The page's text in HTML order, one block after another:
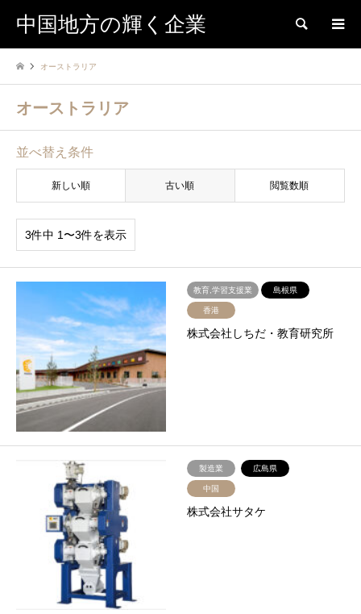
中国地方の輝く企業 検索
オーストラリア
オーストラリア
並べ替え条件
新しい順 古い順 閲覧数順
3件中 1〜3件を表示
教育,学習支援業 島根県
香港
株式会社しちだ・教育研究所
製造業 広島県
中国
株式会社サタケ